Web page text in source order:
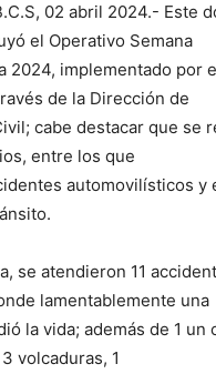
02 abril 2024.- Este
el Operativo Semana
2024, implementado por
de la Dirección de
cabe destacar que se
entre los que
automovilísticos y
se atendieron 11
lamentablemente una
la vida; además de 1 un
volcaduras, 1